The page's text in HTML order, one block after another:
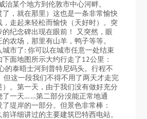
治某个地方到伦敦市中心河畔。
了，就在那里）这也是一条非常愉快
走起来轻松而愉快（天好时）。突
纪念碑出现在眼前！ 又突然，眼
农场，那里有山羊，鸭子等等。
市了: 你可以在城市任意一处结束
面地图所示大约行走了12公里：
的泰晤士河到普特尼码头。行程不
但这一段我们不得不用了两天才走完
）。第一天，由于我们没有做好充分
了一天……第二部分没能正常地通
堤岸的一部分。但景色非常棒：
详细讲过的主要建筑巴特西电站。